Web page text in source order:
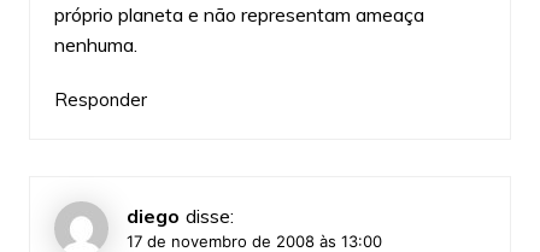
próprio planeta e não representam ameaça
nenhuma.
Responder
diego disse:
17 de novembro de 2008 às 13:00